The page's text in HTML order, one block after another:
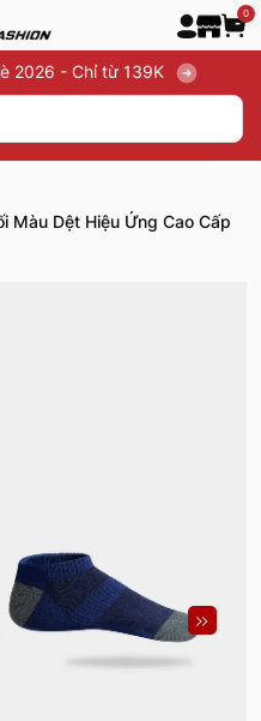
0
2026 - Chỉ từ 139K
Màu Dệt Hiệu Ứng Cao Cấp